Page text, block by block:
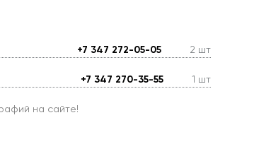
+7 347 272-05-05 2 шт
+7 347 270-35-55 1 шт
на сайте!